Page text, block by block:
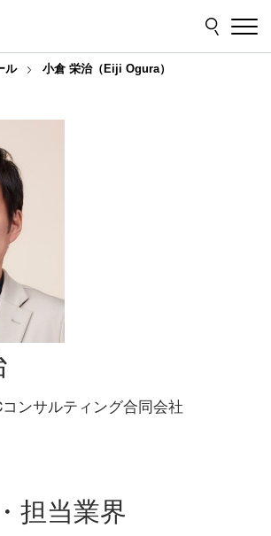
ル 小倉 栄治（Eiji Ogura）
ンサルティング合同会社
担当業界